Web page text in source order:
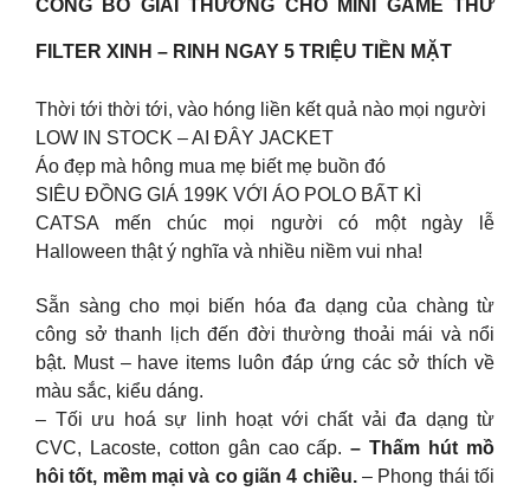
CÔNG BỐ GIẢI THƯỞNG CHO MINI GAME THỬ
FILTER XINH – RINH NGAY 5 TRIỆU TIỀN MẶT
Thời tới thời tới, vào hóng liền kết quả nào mọi người
LOW IN STOCK – AI ĐÂY JACKET
Áo đẹp mà hông mua mẹ biết mẹ buồn đó
SIÊU ĐỒNG GIÁ 199K VỚI ÁO POLO BẤT KÌ
CATSA mến chúc mọi người có một ngày lễ
Halloween thật ý nghĩa và nhiều niềm vui nha!
Sẵn sàng cho mọi biến hóa đa dạng của chàng từ
công sở thanh lịch đến đời thường thoải mái và nổi
bật. Must – have items luôn đáp ứng các sở thích về
màu sắc, kiểu dáng.
– Tối ưu hoá sự linh hoạt với chất vải đa dạng từ
CVC, Lacoste, cotton gân cao cấp.– Thấm hút mồ
hôi tốt, mềm mại và co giãn 4 chiều.– Phong thái tối